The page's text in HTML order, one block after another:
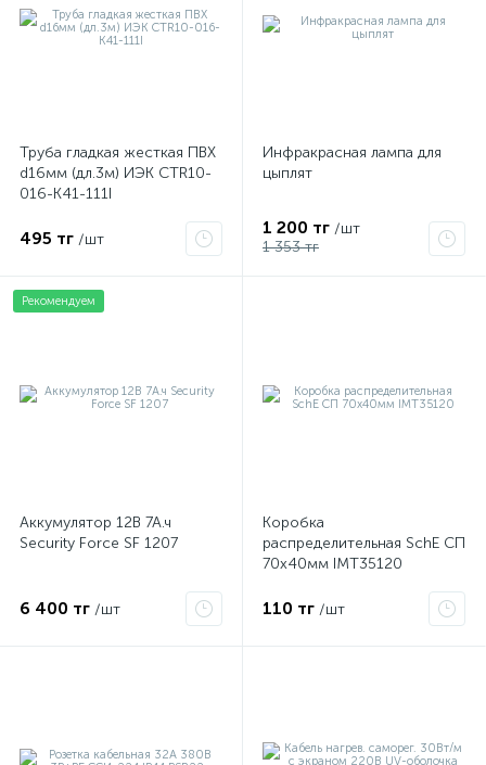
Труба гладкая жесткая ПВХ
d16мм (дл.3м) ИЭК CTR10-
016-K41-111I
495 тг /шт
Инфракрасная лампа для
цыплят
1 200 тг /шт
1 353 тг
Рекомендуем
Аккумулятор 12В 7А.ч
Security Force SF 1207
6 400 тг /шт
Коробка
распределительная SchE СП
70х40мм IMT35120
110 тг /шт